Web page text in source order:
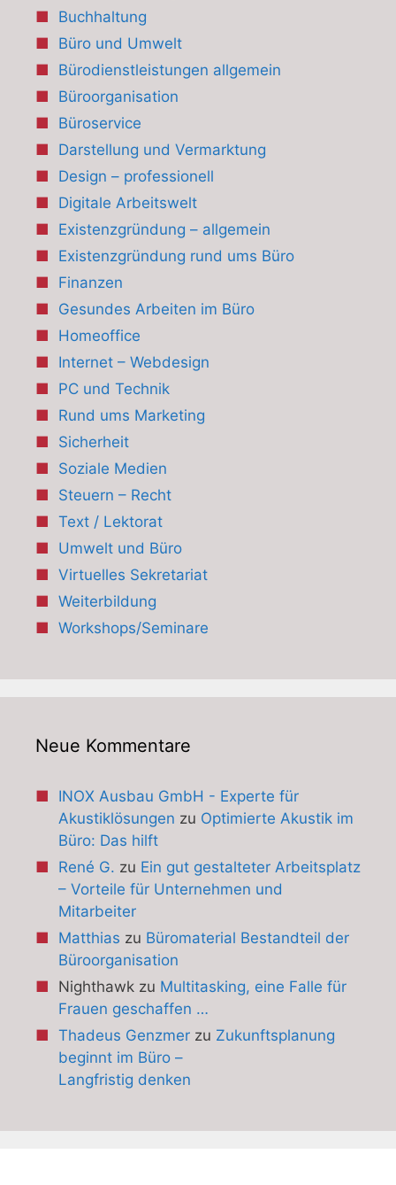
Buchhaltung
Büro und Umwelt
Bürodienstleistungen allgemein
Büroorganisation
Büroservice
Darstellung und Vermarktung
Design – professionell
Digitale Arbeitswelt
Existenzgründung – allgemein
Existenzgründung rund ums Büro
Finanzen
Gesundes Arbeiten im Büro
Homeoffice
Internet – Webdesign
PC und Technik
Rund ums Marketing
Sicherheit
Soziale Medien
Steuern – Recht
Text / Lektorat
Umwelt und Büro
Virtuelles Sekretariat
Weiterbildung
Workshops/Seminare
Neue Kommentare
INOX Ausbau GmbH - Experte für
Akustiklösungen zu Optimierte Akustik im
Büro: Das hilft
René G. zu Ein gut gestalteter Arbeitsplatz
– Vorteile für Unternehmen und
Mitarbeiter
Matthias zu Büromaterial Bestandteil der
Büroorganisation
Nighthawkzu Multitasking, eine Falle für
Frauen geschaffen …
Thadeus Genzmerzu Zukunftsplanung
beginnt im Büro –
Langfristig denken